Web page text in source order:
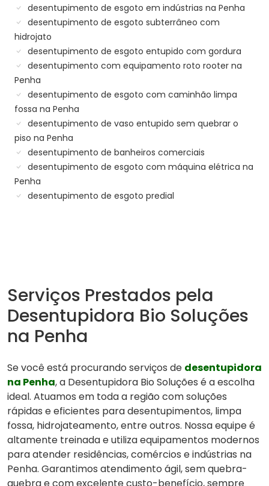
desentupimento de esgoto em indústrias na Penha
desentupimento de esgoto subterrâneo com
hidrojato
desentupimento de esgoto entupido com gordura
desentupimento com equipamento roto rooter na
Penha
desentupimento de esgoto com caminhão limpa
fossa na Penha
desentupimento de vaso entupido sem quebrar o
piso na Penha
desentupimento de banheiros comerciais
desentupimento de esgoto com máquina elétrica na
Penha
desentupimento de esgoto predial
Serviços Prestados pela
Desentupidora Bio Soluções
na Penha
Se você está procurando serviços de desentupidora
na Penha, a Desentupidora Bio Soluções é a escolha
ideal. Atuamos em toda a região com soluções
rápidas e eficientes para desentupimentos, limpa
fossa, hidrojateamento, entre outros. Nossa equipe é
altamente treinada e utiliza equipamentos modernos
para atender residências, comércios e indústrias na
Penha. Garantimos atendimento ágil, sem quebra-